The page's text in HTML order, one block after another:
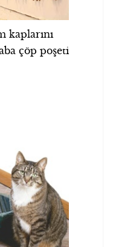
kaplarını
çöp poşeti